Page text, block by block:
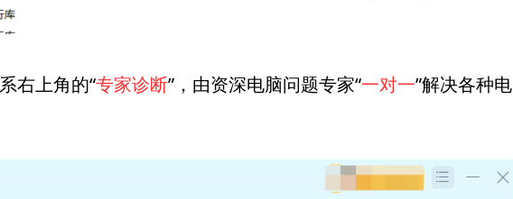
右上角的“专家诊断”，由资深电脑问题专家“一对一”解决各种电